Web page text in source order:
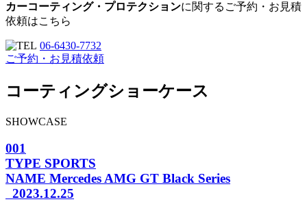
カーコーティング・プロテクションに関するご予約・お見積
依頼はこちら
06-6430-7732
ご予約・お見積依頼
コーティングショーケース
SHOWCASE
001
TYPE SPORTS
NAME Mercedes AMG GT Black Series
2023.12.25